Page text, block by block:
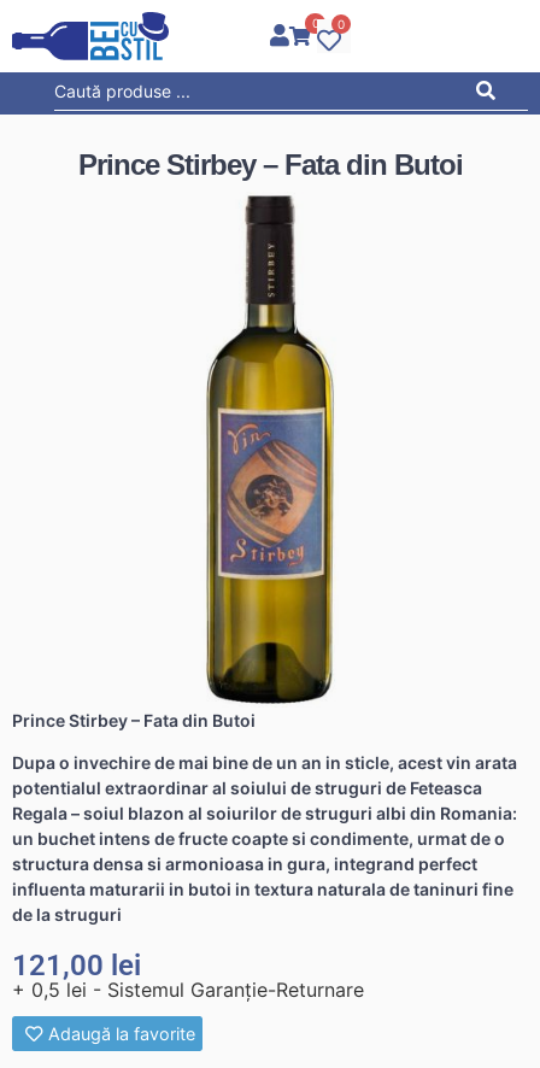
0 0
Prince Stirbey – Fata din Butoi
Prince Stirbey – Fata din Butoi
Dupa o invechire de mai bine de un an in sticle, acest vin arata
potentialul extraordinar al soiului de struguri de Feteasca
Regala – soiul blazon al soiurilor de struguri albi din Romania:
un buchet intens de fructe coapte si condimente, urmat de o
structura densa si armonioasa in gura, integrand perfect
influenta maturarii in butoi in textura naturala de taninuri fine
de la struguri
121,00 lei
+ 0,5 lei - Sistemul Garanție-Returnare
Adaugă la favorite